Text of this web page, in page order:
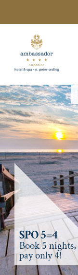
SPO 5=4
Book 5 nights,
pay only 4!